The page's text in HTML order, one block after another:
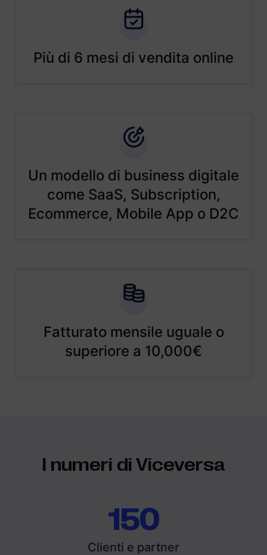
Più di 6 mesi di vendita online
Un modello di business digitale
come SaaS, Subscription,
Ecommerce, Mobile App o D2C
Fatturato mensile uguale o
superiore a 10,000€
I numeri di Viceversa
150
Clienti e partner